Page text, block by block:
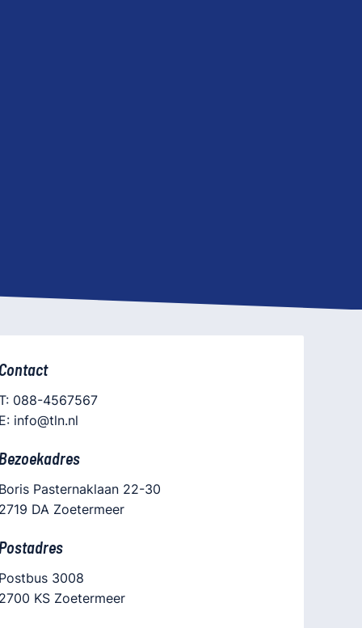
088-4567567
info@tln.nl
Pasternaklaan 22-30
DA Zoetermeer
3008
KS Zoetermeer